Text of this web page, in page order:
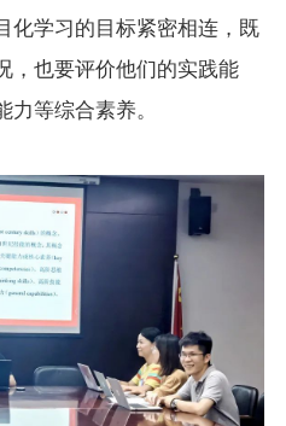
化学习的目标紧密相连，既
，也要评价他们的实践能
等综合素养。